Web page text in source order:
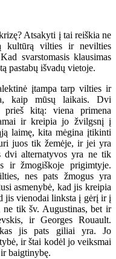
Atsakyti į tai reiškia ne
kultūrą vilties ir nevilties
svarstomasis klausimas
pastabų išvadų vietoje.
įtampa tarp vilties ir
kaip mūsų laikais. Dvi
prieš kitą: viena primena
ir kreipia jo žvilgsnį į
laimę, kita mėgina įtikinti
juos tik žemėje, ir jei yra
dvi alternatyvos yra ne tik
ir žmogiškoje prigimtyje.
nes pats žmogus yra
asmenybė, kad jis kreipia
jis vienodai linksta į gėrį ir į
tik šv. Augustinas, bet ir
ir Georges Rouault.
jis pats giliai yra. Jo
ir štai kodėl jo veiksmai
baigtinybę.